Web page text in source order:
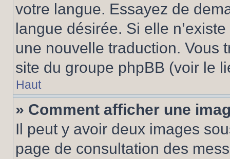
votre langue. Essayez de
langue désirée. Si elle
une nouvelle traduction. Vous
site du groupe phpBB (voir le
Haut
» Comment afficher une
Il peut y avoir deux images
page de consultation des